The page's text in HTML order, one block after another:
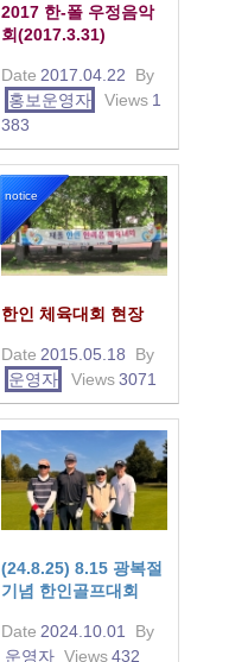
2017 한-폴 우정음악
회(2017.3.31)
Date 2017.04.22
By
홍보운영자
Views 1
383
notice
한인 체육대회 현장
Date 2015.05.18
By
운영자
Views3071
(24.8.25) 8.15 광복절
기념 한인골프대회
Date 2024.10.01
By
운영자 Views432